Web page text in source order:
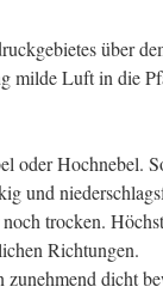
über
milde Luft in die
oder Hochnebel.
und
trocken.
Richtungen.
dicht